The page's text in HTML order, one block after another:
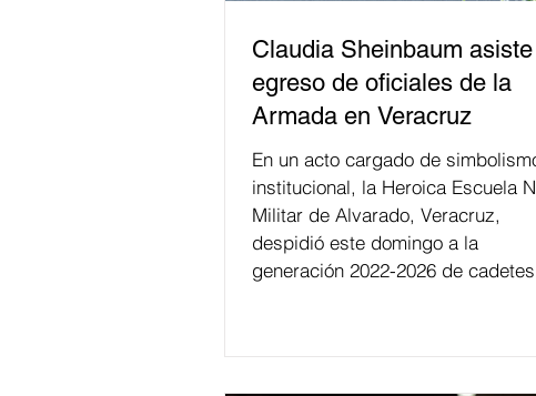
Claudia Sheinbaum asiste
egreso de oficiales de la
Armada en Veracruz
En un acto cargado de
institucional, la Heroica Escuela
Militar de Alvarado, Veracruz,
despidió este domingo a la
generación 2022-2026 de